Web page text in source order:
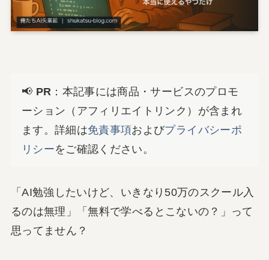
📢 PR ：本記事には商品・サービスのプロモ
ーション（アフィリエイトリンク）が含まれ
ます。詳細は免責事項およびプライバシーポ
リシーをご確認ください。
「AI勉強したいけど、いきなり50万のスクール入
るのは無理」「無料で学べるとこないの？」って
思ってません？